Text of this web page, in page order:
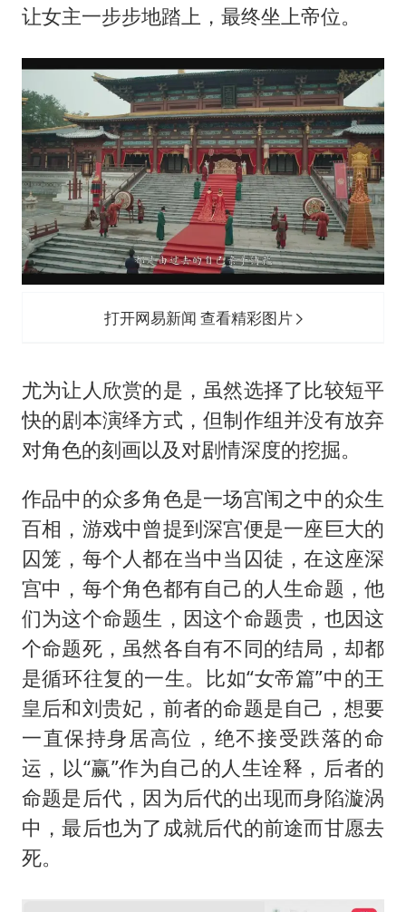
让女主一步步地踏上，最终坐上帝位。
打开网易新闻 查看精彩图片
尤为让人欣赏的是，虽然选择了比较短平
快的剧本演绎方式，但制作组并没有放弃
对角色的刻画以及对剧情深度的挖掘。
作品中的众多角色是一场宫闱之中的众生
百相，游戏中曾提到深宫便是一座巨大的
囚笼，每个人都在当中当囚徒，在这座深
宫中，每个角色都有自己的人生命题，他
们为这个命题生，因这个命题贵，也因这
个命题死，虽然各自有不同的结局，却都
是循环往复的一生。比如“女帝篇”中的王
皇后和刘贵妃，前者的命题是自己，想要
一直保持身居高位，绝不接受跌落的命
运，以“赢”作为自己的人生诠释，后者的
命题是后代，因为后代的出现而身陷漩涡
中，最后也为了成就后代的前途而甘愿去
死。